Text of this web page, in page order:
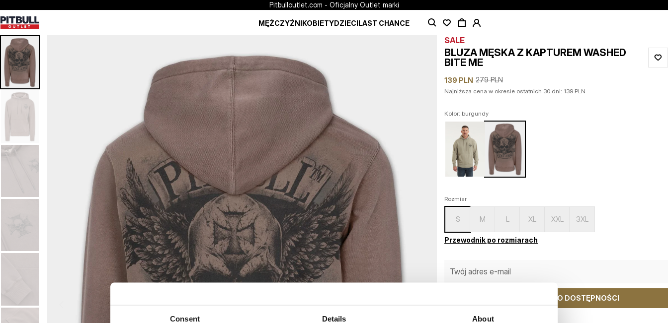
Consent Details About
Pitbulloutlet.com - Oficjalny Outlet marki
MĘŻCZYŹNIKOBIETYDZIECILAST CHANCE
SALE
BLUZA MĘSKA Z KAPTUREM WASHED
BITE ME
139 PLN 279 PLN
Najniższa cena w okresie ostatnich 30 dni: 139 PLN
Kolor: burgundy
Rozmiar
S M L XL XXL 3XL
Przewodnik po rozmiarach
POWIADOM MNIE O DOSTĘPNOŚCI